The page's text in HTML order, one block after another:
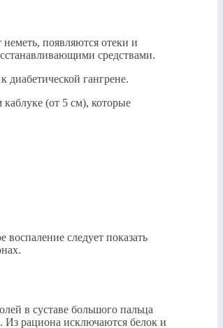
появляются отеки и
средствами.
диабетической гангрене.
(от 5 см), которые
следует показать
в суставе большого пальца
Из рациона исключаются белок и